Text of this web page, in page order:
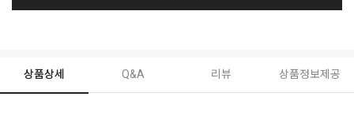
상품상세 Q&A 리뷰 상품정보제공